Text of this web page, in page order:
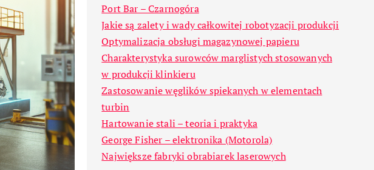
Port Bar – Czarnogóra
Jakie są zalety i wady całkowitej robotyzacji produkcji
Optymalizacja obsługi magazynowej papieru
Charakterystyka surowców marglistych stosowanych
w produkcji klinkieru
Zastosowanie węglików spiekanych w elementach
turbin
Hartowanie stali – teoria i praktyka
George Fisher – elektronika (Motorola)
Największe fabryki obrabiarek laserowych